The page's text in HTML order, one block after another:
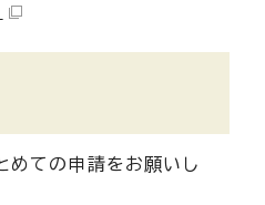
めての申請をお願いし